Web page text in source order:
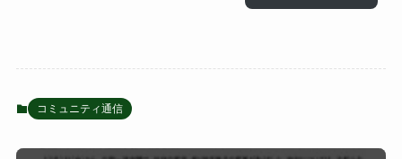
コミュニティ通信